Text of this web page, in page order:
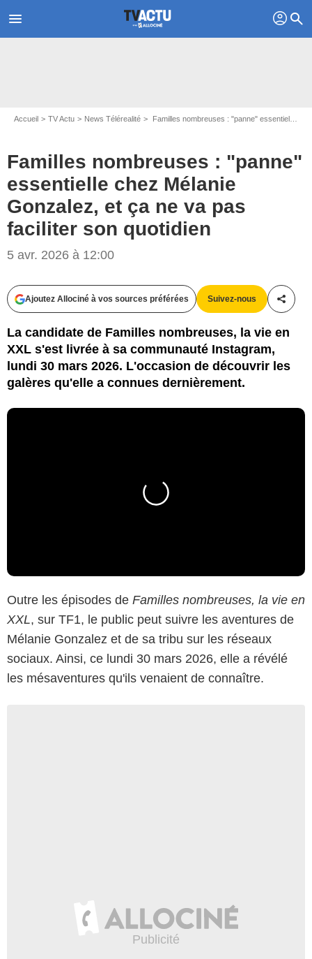
menu profil search
Accueil TV Actu News Télérealité Familles nombreuses : "panne" essentielle chez Mélanie Gonzalez, et ça ne va pas faciliter son quotidien
Familles nombreuses : "panne"
essentielle chez Mélanie
Gonzalez, et ça ne va pas
faciliter son quotidien
5 avr. 2026 à 12:00
Ajoutez Allociné à vos sources préférées Suivez-nous
La candidate de Familles nombreuses, la vie en
XXL s'est livrée à sa communauté Instagram,
lundi 30 mars 2026. L'occasion de découvrir les
galères qu'elle a connues dernièrement.
Outre les épisodes de Familles nombreuses, la vie en
XXL, sur TF1, le public peut suivre les aventures de
Mélanie Gonzalez et de sa tribu sur les réseaux
sociaux. Ainsi, ce lundi 30 mars 2026, elle a révélé
les mésaventures qu'ils venaient de connaître.